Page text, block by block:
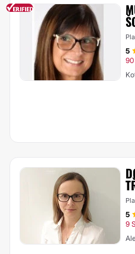
5
5
9